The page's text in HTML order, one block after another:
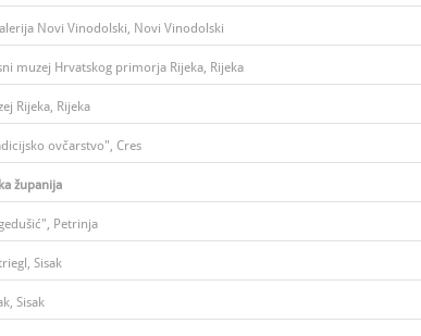
Novi Vinodolski, Novi Vinodolski
muzej Hrvatskog primorja Rijeka, Rijeka
Rijeka, Rijeka
ovčarstvo", Cres
županija
Petrinja
Sisak
Sisak